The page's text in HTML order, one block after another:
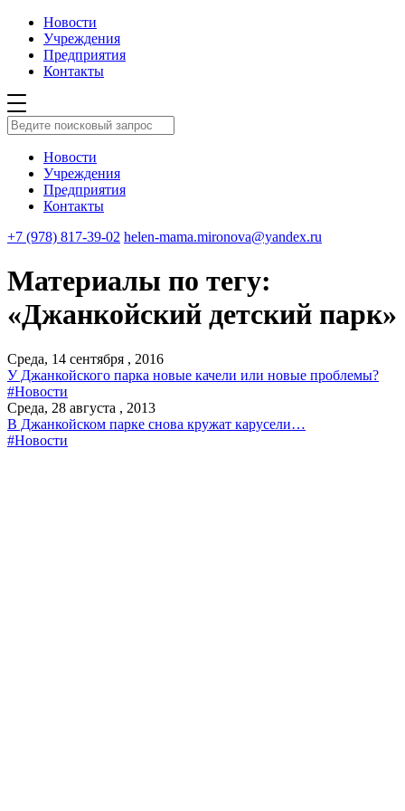
Новости
Учреждения
Предприятия
Контакты
Новости
Учреждения
Предприятия
Контакты
+7 (978) 817-39-02 helen-mama.mironova@yandex.ru
Материалы по тегу:
«Джанкойский детский парк»
Среда, 14 сентября , 2016
У Джанкойского парка новые качели или новые проблемы?
#Новости
Среда, 28 августа , 2013
В Джанкойском парке снова кружат карусели…
#Новости